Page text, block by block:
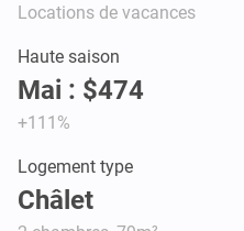
Locations de vacances
Haute saison
Mai : $474
+111%
Logement type
Châlet